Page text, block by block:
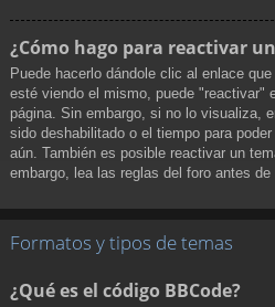
¿Cómo hago para reactivar
Puede hacerlo dándole clic al enlace
esté viendo el mismo, puede "reactivar"
página. Sin embargo, si no lo visualiza,
sido deshabilitado o el tiempo para
aún. También es posible reactivar un
embargo, lea las reglas del foro antes de
Formatos y tipos de temas
¿Qué es el código BBCode?